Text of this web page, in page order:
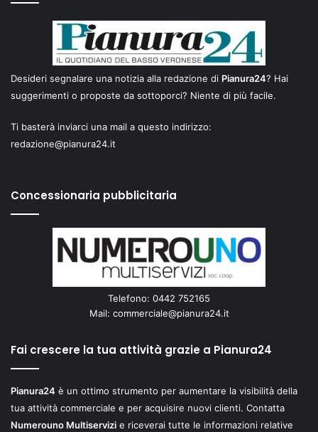
Desideri segnalare una notizia alla redazione di Pianura24? Hai
suggerimenti o proposte da sottoporci? Niente di più facile.
Ti basterà inviarci una mail a questo indirizzo:
redazione@pianura24.it
Concessionaria pubblicitaria
Telefono: 0442 752165
Mail: commerciale@pianura24.it
Fai crescere la tua attività grazie a Pianura24
Pianura24 è un ottimo strumento per aumentare la visibilità della
tua attività commerciale e per acquisire nuovi clienti. Contatta
Numerouno Multiservizi e riceverai tutte le informazioni relative